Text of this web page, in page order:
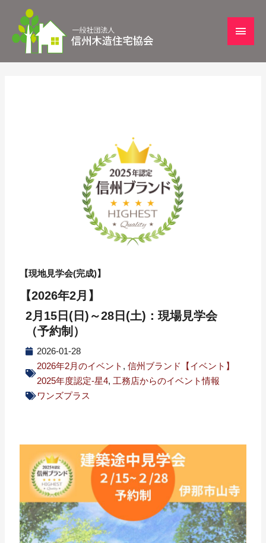
【現地見学会(完成)】
【2026年2月】
2月15日(日)～28日(土)：現場見学会
（予約制）
2026-01-28
2026年2月のイベント ,信州ブランド【イベント】
2025年度認定-星4, 工務店からのイベント情報
ワンズプラス